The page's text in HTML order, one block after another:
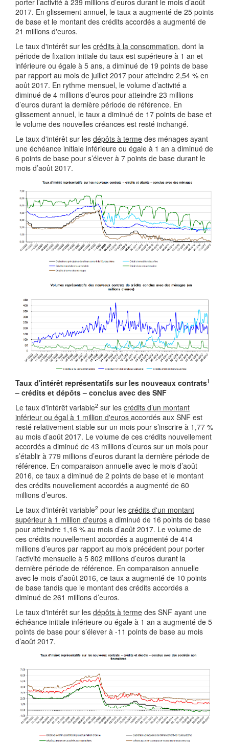
porter l’activité à 239 millions d’euros durant le mois d’août
2017. En glissement annuel, le taux a augmenté de 25 points
de base et le montant des crédits accordés a augmenté de
21 millions d'euros.
Le taux d'intérêt sur les crédits à la consommation, dont la
période de fixation initiale du taux est supérieure à 1 an et
inférieure ou égale à 5 ans, a diminué de 19 points de base
par rapport au mois de juillet 2017 pour atteindre 2,54 % en
août 2017. En rythme mensuel, le volume d’activité a
diminué de 4 millions d’euros pour atteindre 23 millions
d’euros durant la dernière période de référence. En
glissement annuel, le taux a diminué de 17 points de base et
le volume des nouvelles créances est resté inchangé.
Le taux d'intérêt sur les dépôts à terme des ménages ayant
une échéance initiale inférieure ou égale à 1 an a diminué de
6 points de base pour s’élever à 7 points de base durant le
mois d’août 2017.
Taux d'intérêt représentatifs sur les nouveaux contrats1
– crédits et dépôts – conclus avec des SNF
Le taux d'intérêt variable2 sur les crédits d’un montant
inférieur ou égal à 1 million d'euros accordés aux SNF est
resté relativement stable sur un mois pour s’inscrire à 1,77 %
au mois d’août 2017. Le volume de ces crédits nouvellement
accordés a diminué de 43 millions d’euros sur un mois pour
s’établir à 779 millions d’euros durant la dernière période de
référence. En comparaison annuelle avec le mois d’août
2016, ce taux a diminué de 2 points de base et le montant
des crédits nouvellement accordés a augmenté de 60
millions d’euros.
Le taux d'intérêt variable2 pour les crédits d'un montant
supérieur à 1 million d'euros a diminué de 16 points de base
pour atteindre 1,16 % au mois d’août 2017. Le volume de
ces crédits nouvellement accordés a augmenté de 414
millions d’euros par rapport au mois précédent pour porter
l’activité mensuelle à 5 802 millions d’euros durant la
dernière période de référence. En comparaison annuelle
avec le mois d’août 2016, ce taux a augmenté de 10 points
de base tandis que le montant des crédits accordés a
diminué de 261 millions d’euros.
Le taux d'intérêt sur les dépôts à terme des SNF ayant une
échéance initiale inférieure ou égale à 1 an a augmenté de 5
points de base pour s’élever à -11 points de base au mois
d’août 2017.